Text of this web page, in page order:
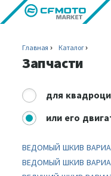
Главная Каталог
Запчасти
для
или его
ВЕДОМЫЙ ШКИВ
ВЕДОМЫЙ ШКИВ